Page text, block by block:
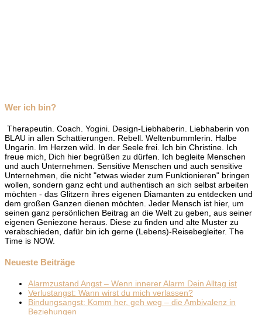
Wer ich bin?
Therapeutin. Coach. Yogini. Design-Liebhaberin. Liebhaberin von
BLAU in allen Schattierungen. Rebell. Weltenbummlerin. Halbe
Ungarin. Im Herzen wild. In der Seele frei. Ich bin Christine. Ich
freue mich, Dich hier begrüßen zu dürfen. Ich begleite Menschen
und auch Unternehmen. Sensitive Menschen und auch sensitive
Unternehmen, die nicht "etwas wieder zum Funktionieren" bringen
wollen, sondern ganz echt und authentisch an sich selbst arbeiten
möchten - das Glitzern ihres eigenen Diamanten zu entdecken und
dem großen Ganzen dienen möchten. Jeder Mensch ist hier, um
seinen ganz persönlichen Beitrag an die Welt zu geben, aus seiner
eigenen Geniezone heraus. Diese zu finden und alte Muster zu
verabschieden, dafür bin ich gerne (Lebens)-Reisebegleiter. The
Time is NOW.
Neueste Beiträge
Alarmzustand Angst – Wenn innerer Alarm Dein Alltag ist
Verlustangst: Wann wirst du mich verlassen?
Bindungsangst: Komm her, geh weg – die Ambivalenz in
Beziehungen